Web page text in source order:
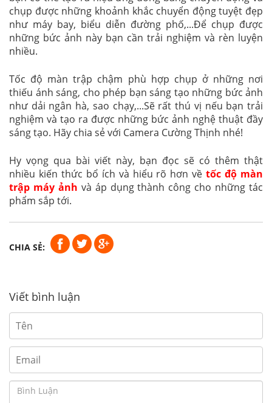
chụp được những khoảnh khắc chuyển động tuyệt đẹp
như máy bay, biểu diễn đường phố,...Để chụp được
những bức ảnh này bạn cần trải nghiệm và rèn luyện
nhiều.
Tốc độ màn trập chậm phù hợp chụp ở những nơi
thiếu ánh sáng, cho phép bạn sáng tạo những bức ảnh
như dải ngân hà, sao chạy,...Sẽ rất thú vị nếu bạn trải
nghiệm và tạo ra được những bức ảnh nghệ thuật đầy
sáng tạo. Hãy chia sẻ với Camera Cường Thịnh nhé!
Hy vọng qua bài viết này, bạn đọc sẽ có thêm thật
nhiều kiến thức bổ ích và hiểu rõ hơn vềtốc độ màn
trập máy ảnh và áp dụng thành công cho những tác
phẩm sắp tới.
CHIA SẺ:
Viết bình luận